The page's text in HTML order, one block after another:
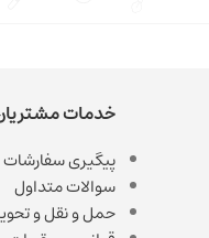
خدمات
پیگیری سفارشات
سوالات متداول
حمل و نقل و